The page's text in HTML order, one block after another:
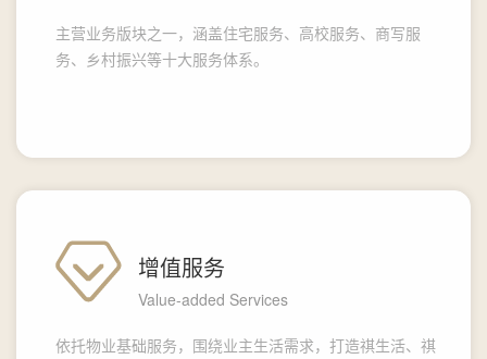
主营业务版块之一，涵盖住宅服务、高校服务、商写服
务、乡村振兴等十大服务体系。
增值服务
Value-added Services
依托物业基础服务，围绕业主生活需求，打造祺生活、祺